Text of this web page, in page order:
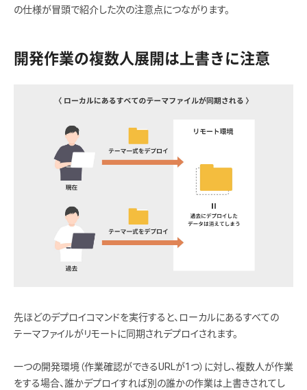
の仕様が冒頭で紹介した次の注意点につながります。
開発作業の複数人展開は上書きに注意
先ほどのデプロイコマンドを実行すると、ローカルにあるすべての
テーマファイルがリモートに同期されデプロイされます。
一つの開発環境（作業確認ができるURLが1つ）に対し、複数人が作業
をする場合、誰かデプロイすれば別の誰かの作業は上書きされてし